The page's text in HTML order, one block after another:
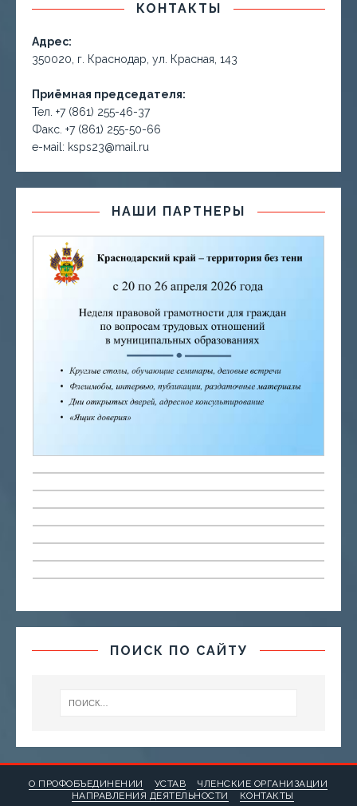
КОНТАКТЫ
Адрес:
350020, г. Краснодар, ул. Красная, 143
Приёмная председателя:
Тел. +7 (861) 255-46-37
Факс. +7 (861) 255-50-66
е-маil: ksps23@mail.ru
НАШИ ПАРТНЕРЫ
ПОИСК ПО САЙТУ
О ПРОФОБЪЕДИНЕНИИ УСТАВ
ЧЛЕНСКИЕ ОРГАНИЗАЦИИ
НАПРАВЛЕНИЯ ДЕЯТЕЛЬНОСТИ
КОНТАКТЫ